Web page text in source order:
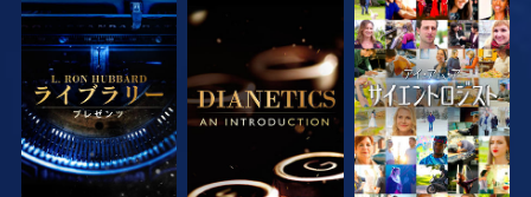
シリーズを探求 シリーズを探求 観る